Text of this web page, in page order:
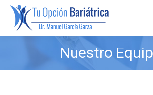
Nuestro
You are here: